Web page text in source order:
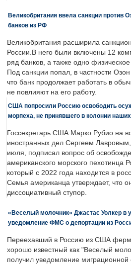
Великобритания ввела санкции против
банков из РФ
Великобритания расширила
России.В него были включены 12
ряд банков, а также одно
Под санкции попал, в частности
что банк продолжает работать в
не повлияют на его работу.
США попросили Россию освободить
морпеха, не принявшего в колонии
Госсекретарь США Марко Рубио на
иностранных дел Сергеем
июля, подписал вопрос об
американского морского пехотинца
который с 2022 года находится в
Семья американца утверждает, что
диссоциативный ступор.
«Веселый молочник» Джастас Уолкер в
уведомление ФМС о депортации из
Переехавший в Россию из США
хорошо известный как "Веселый
получил уведомление